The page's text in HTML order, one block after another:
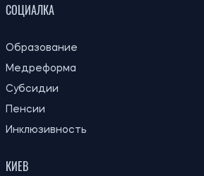
СОЦИАЛКА
Образование
Медреформа
Субсидии
Пенсии
Инклюзивность
КИЕВ